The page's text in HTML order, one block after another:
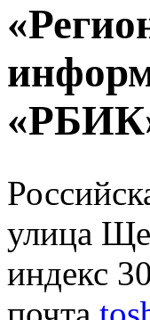
улица
индекс